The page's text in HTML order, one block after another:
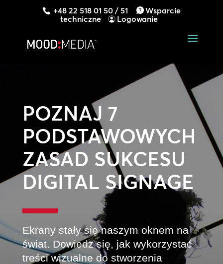
+48 22 518 01 50 / 51
Wsparcie
techniczne
Logowanie
POZNAJ 7
PODSTAWOWYCH
ZASAD SUKCESU
DIGITAL SIGNAGE
Ekrany stały się naszym oknem na
świat. Dowiedz się, jak wykorzystać
treści wizualne do stworzenia